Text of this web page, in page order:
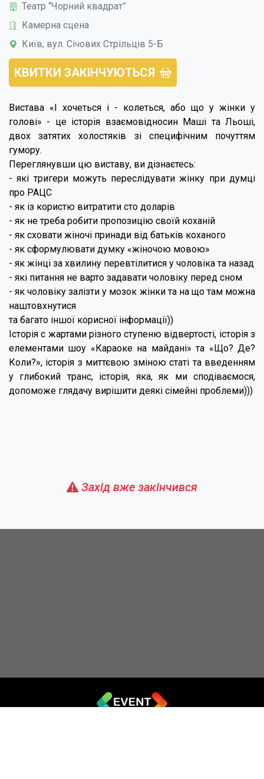
Театр “Чорний квадрат”
Камерна сцена
Київ, вул. Січових Стрільців 5-Б
КВИТКИ ЗАКІНЧУЮТЬСЯ
Вистава «І хочеться і - колеться, або що у жінки у
голові» - це історія взаємовідносин Маші та Льоші,
двох затятих холостяків зі специфічним почуттям
гумору.
Переглянувши цю виставу, ви дізнаєтесь:
- які тригери можуть переслідувати жінку при думці
про РАЦС
- як із користю витратити сто доларів
- як не треба робити пропозицію своїй коханій
- як сховати жіночі принади від батьків коханого
- як сформулювати думку «жіночою мовою»
- як жінці за хвилину перевтілитися у чоловіка та назад
- які питання не варто задавати чоловіку перед сном
- як чоловіку залізти у мозок жінки та на що там можна
наштовхнутися
та багато іншої корисної інформації))
Історія с жартами різного ступеню відвертості, історія з
елементами шоу «Караоке на майдані» та «Що? Де?
Коли?», історія з миттєвою зміною статі та введенням
у глибокий транс, історія, яка, як ми сподіваємося,
допоможе глядачу вирішити деякі сімейні проблеми)))
Захід вже закінчився